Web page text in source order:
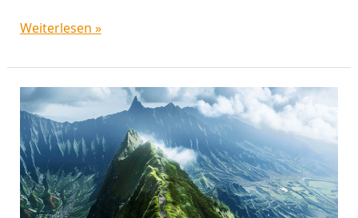
Weiterlesen »
Magnificent
Seven:
Gibt
es
Alternativen
für
Growth-